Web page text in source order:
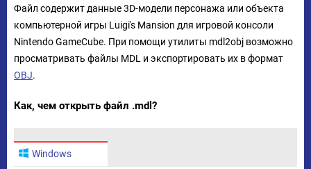
Файл содержит данные 3D-модели персонажа или объекта
компьютерной игры Luigi's Mansion для игровой консоли
Nintendo GameCube. При помощи утилиты mdl2obj возможно
просматривать файлы MDL и экспортировать их в формат
OBJ.
Как, чем открыть файл .mdl?
Windows